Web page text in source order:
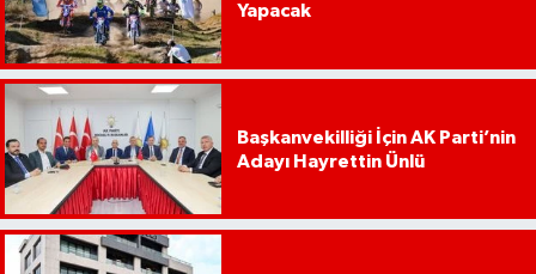
Yapacak
Başkanvekilliği İçin AK Parti’nin
Adayı Hayrettin Ünlü